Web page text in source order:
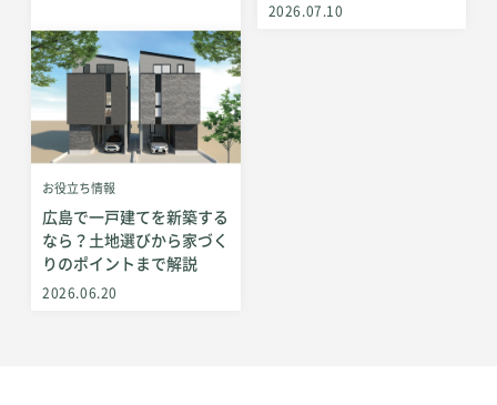
2026.07.10
お役立ち情報
2026.06.20
広島で一戸建てを新築する
なら？土地選びから家づく
りのポイントまで解説